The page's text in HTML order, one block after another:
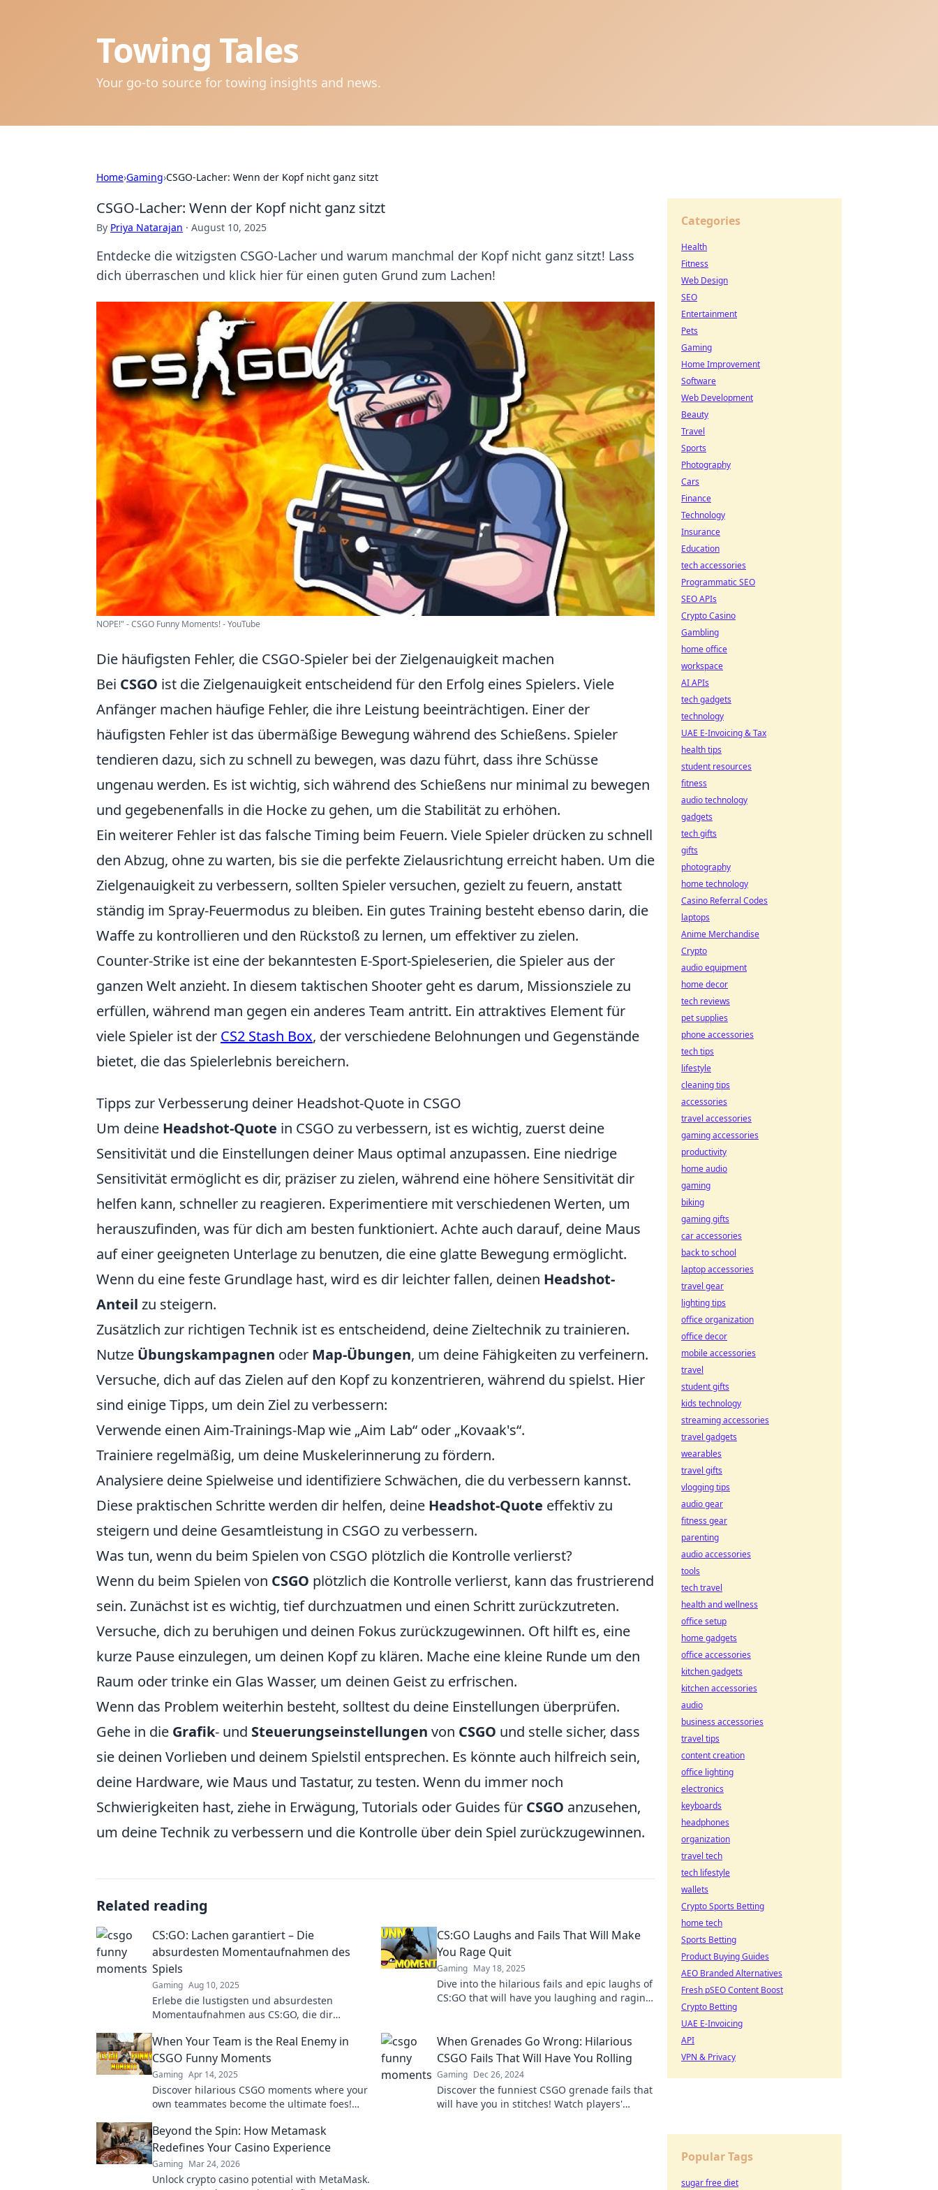
Towing Tales
Your go-to source for towing insights and news.
Home›Gaming›CSGO-Lacher: Wenn der Kopf nicht ganz sitzt
CSGO-Lacher: Wenn der Kopf nicht ganz sitzt
By Priya Natarajan · August 10, 2025
Entdecke die witzigsten CSGO-Lacher und warum manchmal der Kopf nicht ganz sitzt! Lass
dich überraschen und klick hier für einen guten Grund zum Lachen!
NOPE!" - CSGO Funny Moments! - YouTube
Die häufigsten Fehler, die CSGO-Spieler bei der Zielgenauigkeit machen
Bei CSGO ist die Zielgenauigkeit entscheidend für den Erfolg eines Spielers. Viele
Anfänger machen häufige Fehler, die ihre Leistung beeinträchtigen. Einer der
häufigsten Fehler ist das übermäßige Bewegung während des Schießens. Spieler
tendieren dazu, sich zu schnell zu bewegen, was dazu führt, dass ihre Schüsse
ungenau werden. Es ist wichtig, sich während des Schießens nur minimal zu bewegen
und gegebenenfalls in die Hocke zu gehen, um die Stabilität zu erhöhen.
Ein weiterer Fehler ist das falsche Timing beim Feuern. Viele Spieler drücken zu schnell
den Abzug, ohne zu warten, bis sie die perfekte Zielausrichtung erreicht haben. Um die
Zielgenauigkeit zu verbessern, sollten Spieler versuchen, gezielt zu feuern, anstatt
ständig im Spray-Feuermodus zu bleiben. Ein gutes Training besteht ebenso darin, die
Waffe zu kontrollieren und den Rückstoß zu lernen, um effektiver zu zielen.
Counter-Strike ist eine der bekanntesten E-Sport-Spieleserien, die Spieler aus der
ganzen Welt anzieht. In diesem taktischen Shooter geht es darum, Missionsziele zu
erfüllen, während man gegen ein anderes Team antritt. Ein attraktives Element für
viele Spieler ist der CS2 Stash Box, der verschiedene Belohnungen und Gegenstände
bietet, die das Spielerlebnis bereichern.
Tipps zur Verbesserung deiner Headshot-Quote in CSGO
Um deine Headshot-Quote in CSGO zu verbessern, ist es wichtig, zuerst deine
Sensitivität und die Einstellungen deiner Maus optimal anzupassen. Eine niedrige
Sensitivität ermöglicht es dir, präziser zu zielen, während eine höhere Sensitivität dir
helfen kann, schneller zu reagieren. Experimentiere mit verschiedenen Werten, um
herauszufinden, was für dich am besten funktioniert. Achte auch darauf, deine Maus
auf einer geeigneten Unterlage zu benutzen, die eine glatte Bewegung ermöglicht.
Wenn du eine feste Grundlage hast, wird es dir leichter fallen, deinen Headshot-
Anteil zu steigern.
Zusätzlich zur richtigen Technik ist es entscheidend, deine Zieltechnik zu trainieren.
Nutze Übungskampagnen oder Map-Übungen, um deine Fähigkeiten zu verfeinern.
Versuche, dich auf das Zielen auf den Kopf zu konzentrieren, während du spielst. Hier
sind einige Tipps, um dein Ziel zu verbessern:
Verwende einen Aim-Trainings-Map wie „Aim Lab“ oder „Kovaak's“.
Trainiere regelmäßig, um deine Muskelerinnerung zu fördern.
Analysiere deine Spielweise und identifiziere Schwächen, die du verbessern kannst.
Diese praktischen Schritte werden dir helfen, deine Headshot-Quote effektiv zu
steigern und deine Gesamtleistung in CSGO zu verbessern.
Was tun, wenn du beim Spielen von CSGO plötzlich die Kontrolle verlierst?
Wenn du beim Spielen von CSGO plötzlich die Kontrolle verlierst, kann das frustrierend
sein. Zunächst ist es wichtig, tief durchzuatmen und einen Schritt zurückzutreten.
Versuche, dich zu beruhigen und deinen Fokus zurückzugewinnen. Oft hilft es, eine
kurze Pause einzulegen, um deinen Kopf zu klären. Mache eine kleine Runde um den
Raum oder trinke ein Glas Wasser, um deinen Geist zu erfrischen.
Wenn das Problem weiterhin besteht, solltest du deine Einstellungen überprüfen.
Gehe in die Grafik- und Steuerungseinstellungen von CSGO und stelle sicher, dass
sie deinen Vorlieben und deinem Spielstil entsprechen. Es könnte auch hilfreich sein,
deine Hardware, wie Maus und Tastatur, zu testen. Wenn du immer noch
Schwierigkeiten hast, ziehe in Erwägung, Tutorials oder Guides für CSGO anzusehen,
um deine Technik zu verbessern und die Kontrolle über dein Spiel zurückzugewinnen.
Related reading
CS:GO: Lachen garantiert – Die
absurdesten Momentaufnahmen des
Spiels
Gaming Aug 10, 2025
Erlebe die lustigsten und absurdesten
Momentaufnahmen aus CS:GO, die dir
CS:GO Laughs and Fails That Will Make
You Rage Quit
Gaming May 18, 2025
Dive into the hilarious fails and epic laughs of
CS:GO that will have you laughing and raging
When Your Team is the Real Enemy in
CSGO Funny Moments
Gaming Apr 14, 2025
Discover hilarious CSGO moments where your
own teammates become the ultimate foes!
watch compilation!
When Grenades Go Wrong: Hilarious
CSGO Fails That Will Have You Rolling
Gaming Dec 26, 2024
Discover the funniest CSGO grenade fails that
will have you in stitches! Watch players'
Beyond the Spin: How Metamask
Redefines Your Casino Experience
Gaming Mar 24, 2026
Unlock crypto casino potential with MetaMask.
Categories
Health
Fitness
Web Design
SEO
Entertainment
Pets
Gaming
Home Improvement
Software
Web Development
Beauty
Travel
Sports
Photography
Cars
Finance
Technology
Insurance
Education
tech accessories
Programmatic SEO
SEO APIs
Crypto Casino
Gambling
home office
workspace
AI APIs
tech gadgets
technology
UAE E-Invoicing & Tax
health tips
student resources
fitness
audio technology
gadgets
tech gifts
gifts
photography
home technology
Casino Referral Codes
laptops
Anime Merchandise
Crypto
audio equipment
home decor
tech reviews
pet supplies
phone accessories
tech tips
lifestyle
cleaning tips
accessories
travel accessories
gaming accessories
productivity
home audio
gaming
biking
gaming gifts
car accessories
back to school
laptop accessories
travel gear
lighting tips
office organization
office decor
mobile accessories
travel
student gifts
kids technology
streaming accessories
travel gadgets
wearables
travel gifts
vlogging tips
audio gear
fitness gear
parenting
audio accessories
tools
tech travel
health and wellness
office setup
home gadgets
office accessories
kitchen gadgets
kitchen accessories
audio
business accessories
travel tips
content creation
office lighting
electronics
keyboards
headphones
organization
travel tech
tech lifestyle
wallets
Crypto Sports Betting
home tech
Sports Betting
Product Buying Guides
AEO Branded Alternatives
Fresh pSEO Content Boost
Crypto Betting
UAE E-Invoicing
API
VPN & Privacy
Popular Tags
sugar free diet